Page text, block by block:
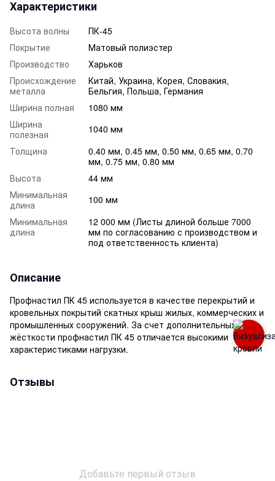
Характеристики
Высота волны
ПК-45
Покрытие
Матовый полиэстер
Производство
Харьков
Происхождение
металла
Китай, Украина, Корея, Словакия,
Бельгия, Польша, Германия
Ширина полная
1080 мм
Ширина
полезная
1040 мм
Толщина
0.40 мм, 0.45 мм, 0.50 мм, 0.65 мм, 0.70
мм, 0.75 мм, 0.80 мм
Высота
44 мм
Минимальная
длина
100 мм
Минимальная
длина
12 000 мм (Листы длиной больше 7000
мм по согласованию с производством и
под ответственность клиента)
Описание
Профнастил ПК 45 используется в качестве перекрытий и
кровельных покрытий скатных крыш жилых, коммерческих и
промышленных сооружений. За счет дополнительных рёбр
жёсткости профнастил ПК 45 отличается высокими
характеристиками нагрузки.
Отзывы
Добавьте первый отзыв